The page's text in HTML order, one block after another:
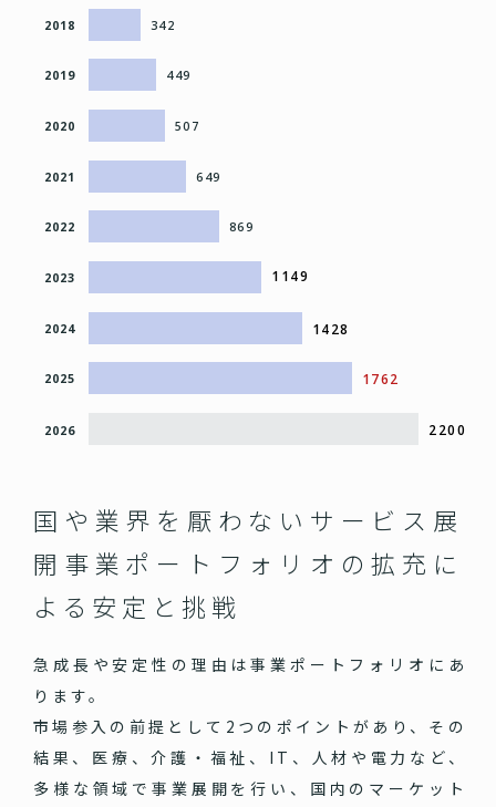
342
2018
449
2019
507
2020
649
2021
869
2022
1149
2023
1428
2024
1762
2025
2200
2026
国や業界を厭わないサービス展
開 事業ポートフォリオの拡充に
よる安定と挑戦
急成長や安定性の理由は事業ポートフォリオにあ
ります。
市場参入の前提として2つのポイントがあり、その
結果、医療、介護・福祉、IT、人材や電力など、
多様な領域で事業展開を行い、国内のマーケット